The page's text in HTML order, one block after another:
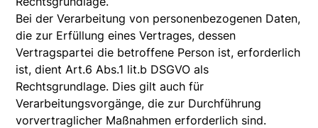
Bei der Verarbeitung von personenbezogenen Daten,
die zur Erfüllung eines Vertrages, dessen
Vertragspartei die betroffene Person ist, erforderlich
ist, dient Art.6 Abs.1 lit.b DSGVO als
Rechtsgrundlage. Dies gilt auch für
Verarbeitungsvorgänge, die zur Durchführung
vorvertraglicher Maßnahmen erforderlich sind.